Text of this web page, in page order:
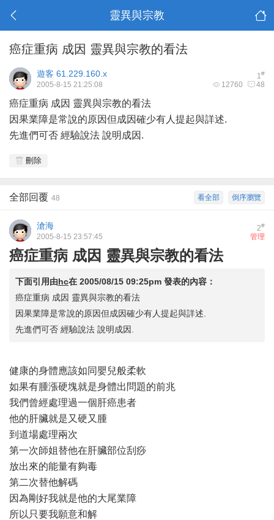
靈異與宗教
癌症重病 成因 靈異與宗教的看法
1#
遊客 61.229.160.x
12760 48
2005-8-15 21:25:08
癌症重病 成因 靈異與宗教的看法
因果業障是常說的原因但成因確少有人提起與詳述.
先進們可否 經驗說法 說明成因.
刪除
倒序瀏覽
看全部
全部回覆 48
2#
滄海
管理
2005-8-15 23:57:45
癌症重病 成因 靈異與宗教的看法
下面引用由hc在 2005/08/15 09:25pm 發表的內容：
癌症重病 成因 靈異與宗教的看法
因果業障是常說的原因但成因確少有人提起與詳述.
先進們可否 經驗說法 說明成因.
健康的身體應該如同嬰兒般柔軟
如果有腫漲硬塊就是身體出問題的前兆
我們曾經處理過一個肝癌患者
他的肝臟就是又硬又腫
到道場處理兩次
第一次師姐替他在肝臟部位刮痧
放出來的能量有夠毒
第二次替他解碼
因為剛好我就是他的大尾業障
所以只要我願意和解